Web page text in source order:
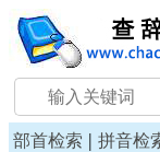
部首检索 | 拼音检